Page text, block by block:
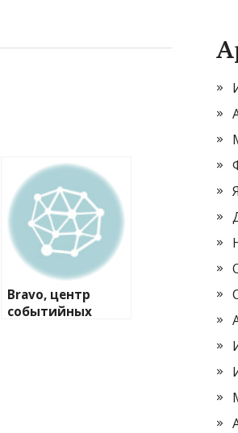
Bravo, центр
событийных